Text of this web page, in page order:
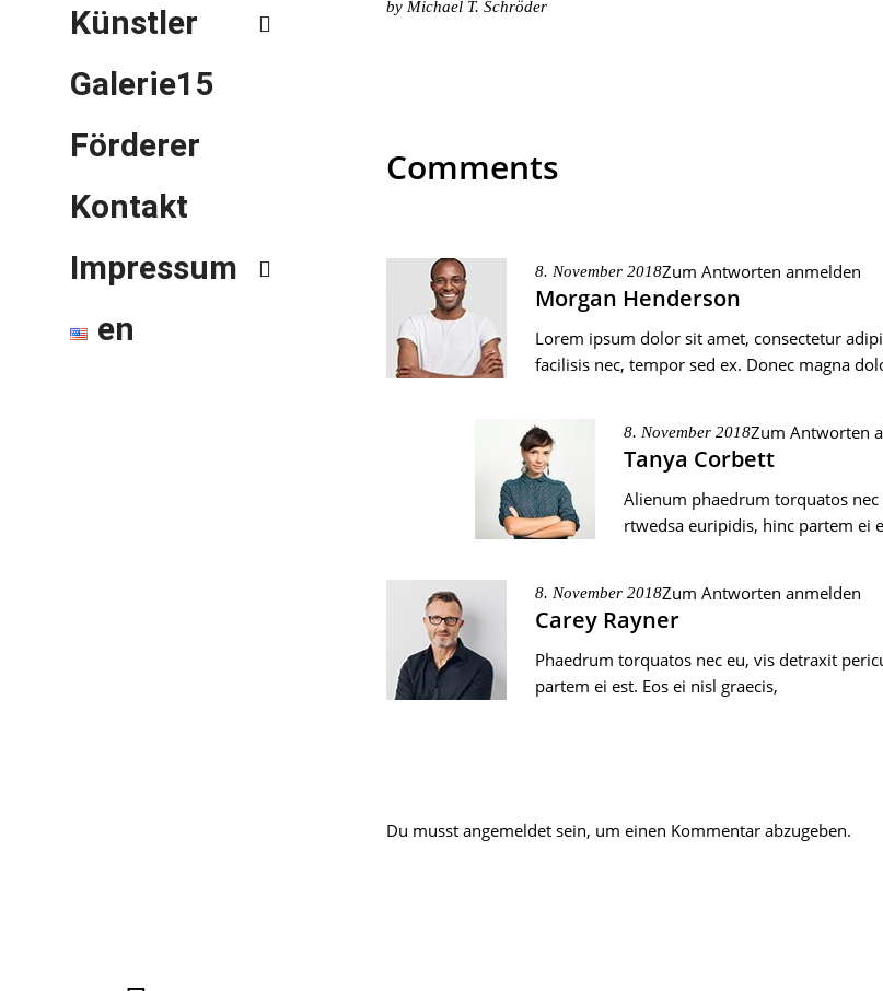
Künstler
Galerie15
Förderer
Kontakt
Impressum
en
by Michael T. Schröder
Comments
8. November 2018Zum Antworten anmelden
Morgan Henderson
Lorem ipsum dolor sit amet, consectetur
facilisis nec, tempor sed ex. Donec magna
8. November 2018Zum Antworten
Tanya Corbett
Alienum phaedrum torquatos
rtwedsa euripidis, hinc partem ei
8. November 2018Zum Antworten anmelden
Carey Rayner
Phaedrum torquatos nec eu, vis detraxit
partem ei est. Eos ei nisl graecis,
Du musst angemeldet sein, um einen Kommentar abzugeben.